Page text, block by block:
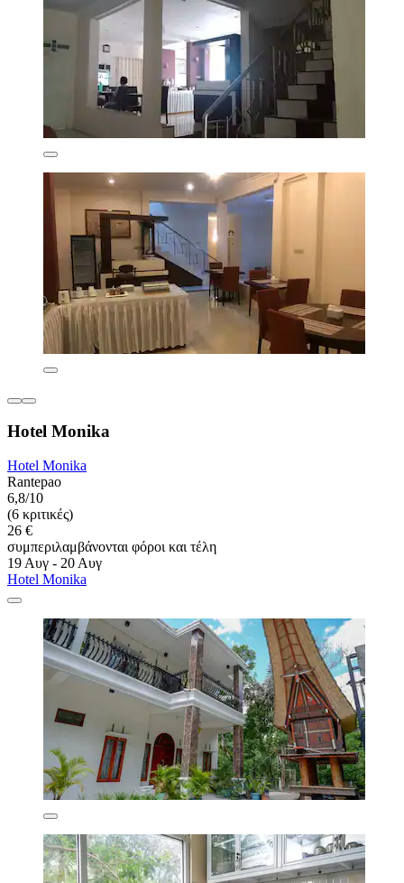
Hotel Monika
Hotel Monika
Rantepao
6,8/10
(6 κριτικές)
26 €
συμπεριλαμβάνονται φόροι και τέλη
19 Αυγ - 20 Αυγ
Hotel Monika